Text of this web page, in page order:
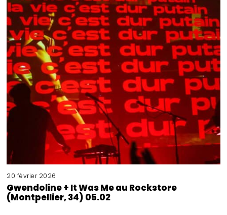
20 février 2026
Gwendoline + It Was Me au Rockstore
(Montpellier, 34) 05.02